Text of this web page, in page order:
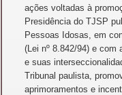
ações voltadas à
Presidência do TJSP
Pessoas Idosas, em
(Lei nº 8.842/94) e com
e suas
Tribunal paulista,
aprimoramentos e